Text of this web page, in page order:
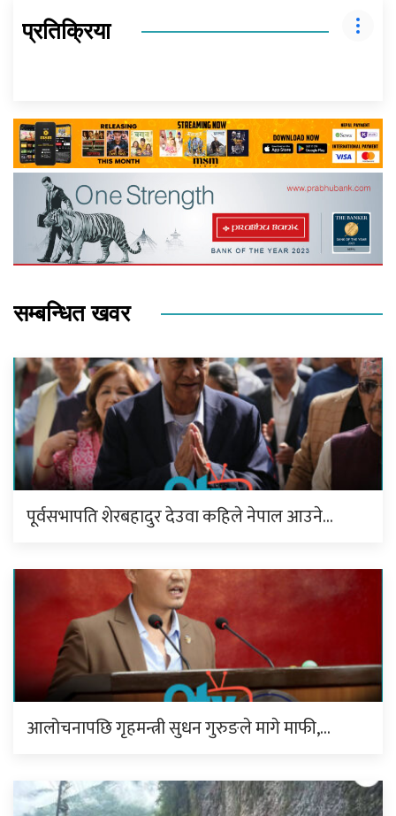
प्रतिक्रिया
सम्बन्धित खवर
पूर्वसभापति शेरबहादुर देउवा कहिले नेपाल आउने…
आलोचनापछि गृहमन्त्री सुधन गुरुङले मागे माफी,…